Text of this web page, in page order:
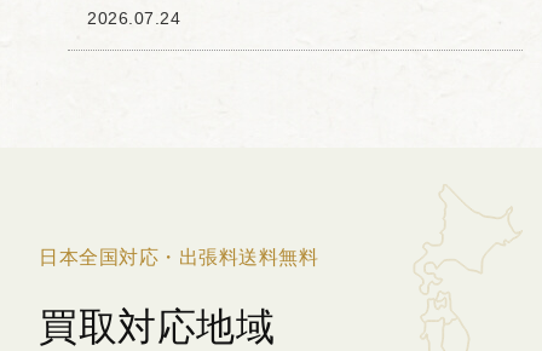
塔」のペーパーウェイトをお譲りいただ
2026.07.24
日本全国対応・出張料送料無料
買取対応地域